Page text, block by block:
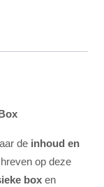
de inhoud en
op deze
box en